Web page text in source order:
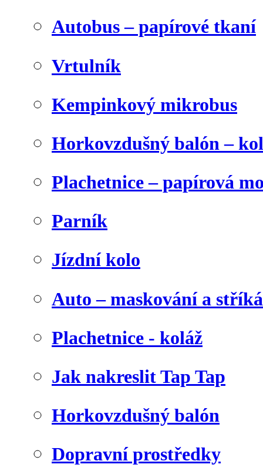
Autobus – papírové tkaní
Vrtulník
Kempinkový mikrobus
Horkovzdušný balón –
Plachetnice – papírová
Parník
Jízdní kolo
Auto – maskování a
Plachetnice - koláž
Jak nakreslit Tap Tap
Horkovzdušný balón
Dopravní prostředky